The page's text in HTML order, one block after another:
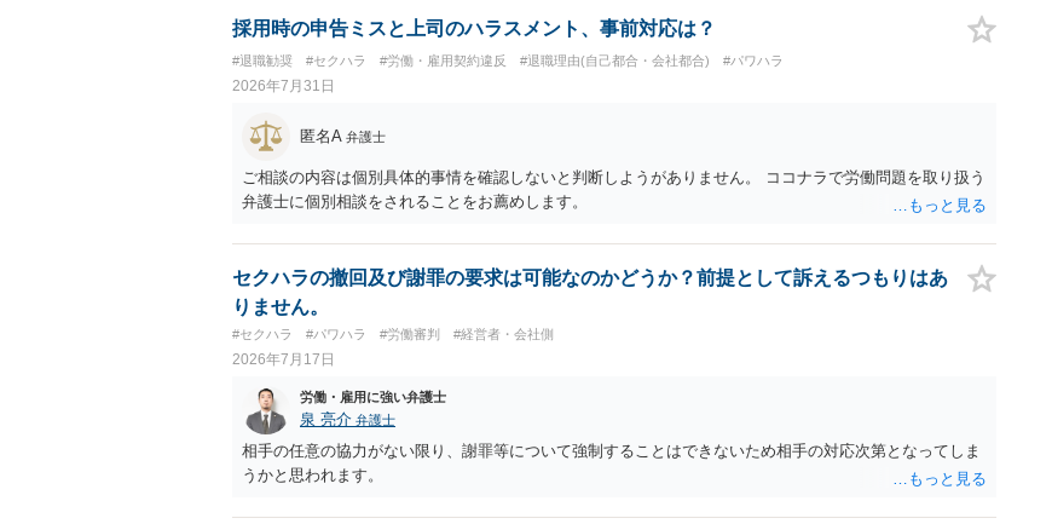
採用時の申告ミスと上司のハラスメント、事前対応は？
#退職勧奨 #セクハラ #労働・雇用契約違反 #退職理由(自己都合・会社都合) #パワハラ
2026年7月31日
匿名A 弁護士
ご相談の内容は個別具体的事情を確認しないと判断しようがありません。 ココナラで労働問題を取り扱う
弁護士に個別相談をされることをお薦めします。
セクハラの撤回及び謝罪の要求は可能なのかどうか？前提として訴えるつもりはあ
りません。
#セクハラ #パワハラ #労働審判 #経営者・会社側
2026年7月17日
労働・雇用に強い弁護士
泉 亮介 弁護士
相手の任意の協力がない限り、謝罪等について強制することはできないため相手の対応次第となってしま
うかと思われます。